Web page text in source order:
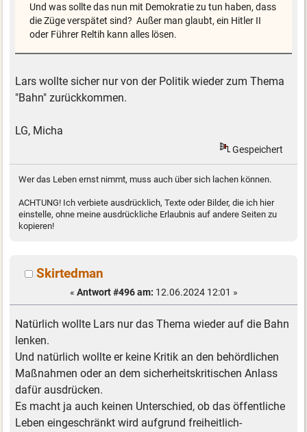
Und was sollte das nun mit Demokratie zu tun haben, dass
die Züge verspätet sind? Außer man glaubt, ein Hitler II
oder Führer Reltih kann alles lösen.
Lars wollte sicher nur von der Politik wieder zum Thema
"Bahn" zurückkommen.
LG, Micha
Gespeichert
Wer das Leben ernst nimmt, muss auch über sich lachen können.
ACHTUNG! Ich verbiete ausdrücklich, Texte oder Bilder, die ich hier
einstelle, ohne meine ausdrückliche Erlaubnis auf andere Seiten zu
kopieren!
Skirtedman
« Antwort #496 am: 12.06.2024 12:01 »
Natürlich wollte Lars nur das Thema wieder auf die Bahn
lenken.
Und natürlich wollte er keine Kritik an den behördlichen
Maßnahmen oder an dem sicherheitskritischen Anlass
dafür ausdrücken.
Es macht ja auch keinen Unterschied, ob das öffentliche
Leben eingeschränkt wird aufgrund freiheitlich-